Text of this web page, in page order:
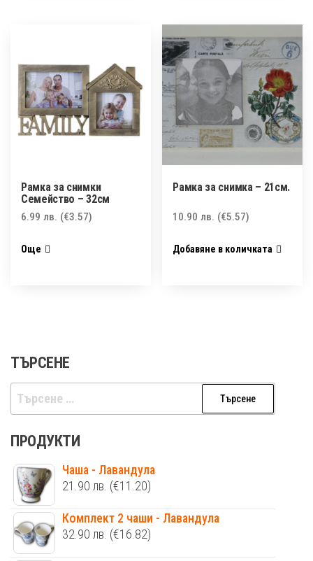
Рамка за снимки
Семейство – 32см
6.99 лв. (€3.57)
Още
Рамка за снимка – 21см.
10.90лв. (€5.57)
Добавяне в количката
ТЪРСЕНЕ
Търсене
за:
ПРОДУКТИ
Чаша - Лавандула
21.90 лв. (€11.20)
Комплект 2 чаши - Лавандула
32.90 лв. (€16.82)